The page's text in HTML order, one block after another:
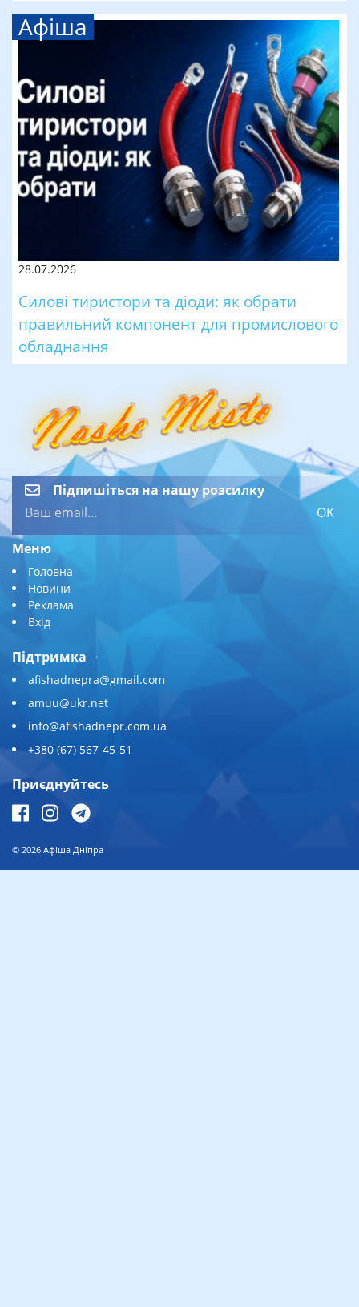
Афіша
28.07.2026
Силові тиристори та діоди: як обрати
правильний компонент для промислового
обладнання
Підпишіться на нашу розсилку
OK
Меню
Головна
Новини
Реклама
Вхід
Підтримка
afishadnepra@gmail.com
amuu@ukr.net
info@afishadnepr.com.ua
+380 (67) 567-45-51
Приєднуйтесь
© 2026 Афіша Дніпра